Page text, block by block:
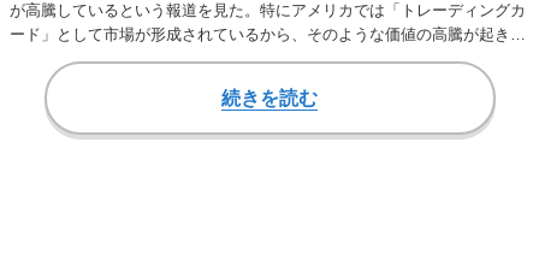
が高騰しているという報道を見た。特にアメリカでは「トレーディングカ
ード」として市場が形成されているから、そのような価値の高騰が起き
る。 今回は野球…
続きを読む